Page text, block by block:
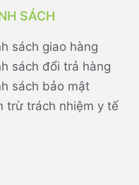
SÁCH
sách giao hàng
sách đổi trả hàng
sách bảo mật
trừ trách nhiệm y tế